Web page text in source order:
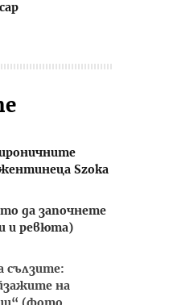
Szoka
да започнете
и ревюта)
сълзите:
на